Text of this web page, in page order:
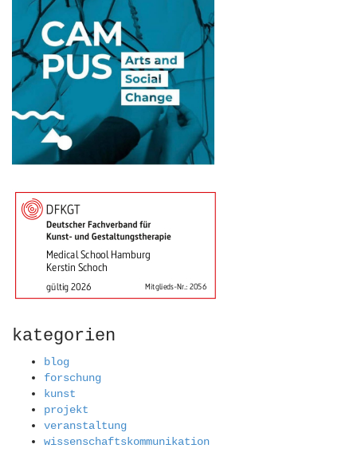
kategorien
blog
forschung
kunst
projekt
veranstaltung
wissenschaftskommunikation